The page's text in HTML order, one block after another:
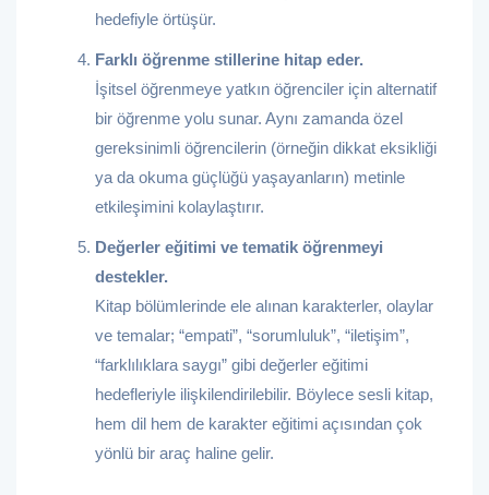
hedefiyle örtüşür.
Farklı öğrenme stillerine hitap eder.
İşitsel öğrenmeye yatkın öğrenciler için alternatif
bir öğrenme yolu sunar. Aynı zamanda özel
gereksinimli öğrencilerin (örneğin dikkat eksikliği
ya da okuma güçlüğü yaşayanların) metinle
etkileşimini kolaylaştırır.
Değerler eğitimi ve tematik öğrenmeyi
destekler.
Kitap bölümlerinde ele alınan karakterler, olaylar
ve temalar; “empati”, “sorumluluk”, “iletişim”,
“farklılıklara saygı” gibi değerler eğitimi
hedefleriyle ilişkilendirilebilir. Böylece sesli kitap,
hem dil hem de karakter eğitimi açısından çok
yönlü bir araç haline gelir.